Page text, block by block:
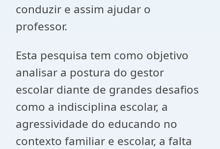
conduzir e assim ajudar o
professor.
Esta pesquisa tem como objetivo
analisar a postura do gestor
escolar diante de grandes desafios
como a indisciplina escolar, a
agressividade do educando no
contexto familiar e escolar, a falta